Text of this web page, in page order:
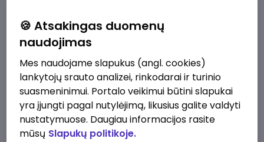
1600 - 1900 €/mėn. Prieš mokesčius
prieš 3 val.
IT sprendimų architektas (-ė) (Vilnius, LT)
JSC Lithuanian Railways
🍪 Atsakingas duomenų
naudojimas
Mes naudojame slapukus (angl. cookies)
lankytojų srauto analizei, rinkodarai ir turinio
suasmeninimui. Portalo veikimui būtini slapukai
yra įjungti pagal nutylėjimą, likusius galite valdyti
nustatymuose. Daugiau informacijos rasite
mūsų Slapukų politikoje.